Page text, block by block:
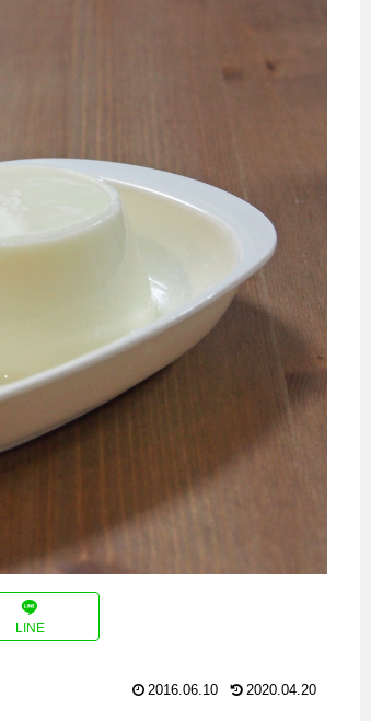
LINE
2016.06.10 2020.04.20